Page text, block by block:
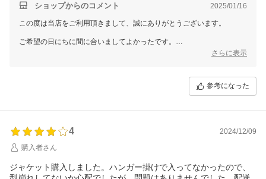
ショップからのコメント 2025/01/16
この度は当店をご利用頂きまして、誠にありがとうございます。
ご希望の日にちに間に合いましてよかったです。
さらに表示
参考になった
4
2024/12/09
購入者さん
ジャケット購入しました。ハンガー掛けで入ってなかったので、